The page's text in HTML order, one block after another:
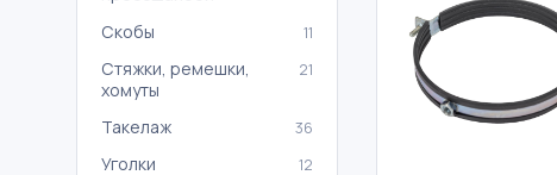
Скобы 11
Стяжки, ремешки,
хомуты
21
Такелаж 36
Уголки 12